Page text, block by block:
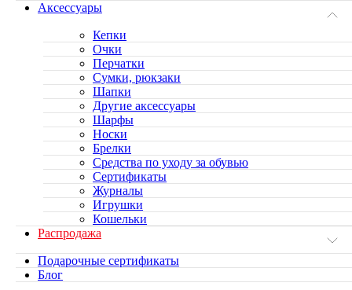
Аксессуары
Кепки
Очки
Перчатки
Сумки, рюкзаки
Шапки
Другие аксессуары
Шарфы
Носки
Брелки
Средства по уходу за обувью
Сертификаты
Журналы
Игрушки
Кошельки
Распродажа
Подарочные сертификаты
Блог